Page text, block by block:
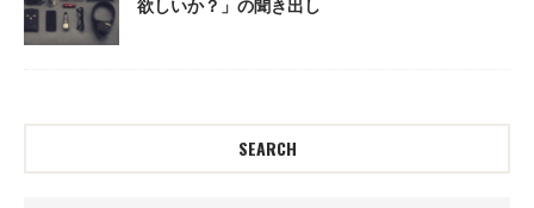
欲しいか？」の聞き出し
SEARCH